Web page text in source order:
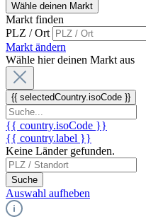
Wähle deinen Markt
Markt finden
PLZ / Ort
Markt ändern
Wähle hier deinen Markt aus
{{ selectedCountry.isoCode }}
{{ country.isoCode }}
{{ country.label }}
Keine Länder gefunden.
Suche
Auswahl aufheben